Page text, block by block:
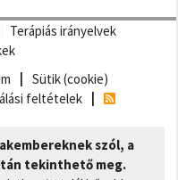
Terápiás irányelvek
Sütik (cookie)
feltételek
szól, a
tekinthető meg.